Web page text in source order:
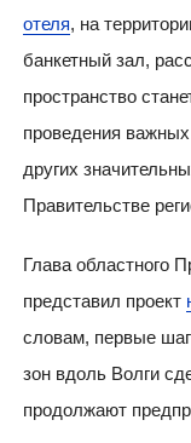
отеля, на
банкетный зал,
пространство
проведения
других
Правительстве
Глава областного
представил проект
словам, первые
зон вдоль Волги
продолжают